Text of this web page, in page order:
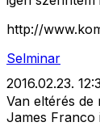
http://
Selminar
2016.02.23.
Van eltérés de
James Franco